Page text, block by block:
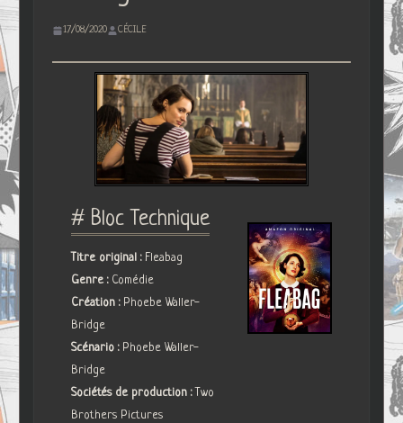
17/08/2020 CÉCILE
# Bloc Technique
Titre original : Fleabag
Genre : Comédie
Création : Phoebe Waller-
Bridge
Scénario : Phoebe Waller-
Bridge
Sociétés de production : Two
Brothers Pictures